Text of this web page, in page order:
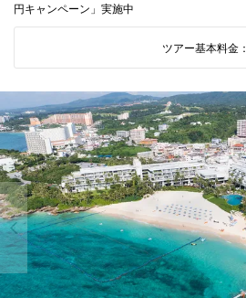
円キャンペーン」実施中
ツアー基本料金：